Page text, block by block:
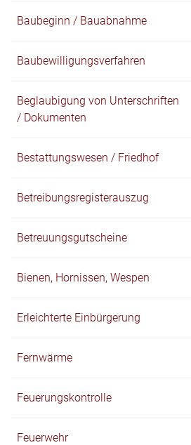
Baubeginn / Bauabnahme
Baubewilligungsverfahren
Beglaubigung von Unterschriften
/ Dokumenten
Bestattungswesen / Friedhof
Betreibungsregisterauszug
Betreuungsgutscheine
Bienen, Hornissen, Wespen
Erleichterte Einbürgerung
Fernwärme
Feuerungskontrolle
Feuerwehr